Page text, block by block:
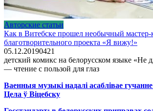
Авторские статьи
Как в Витебске прошел необычный мастер-
благотворительного проекта «Я вижу!»
05.12.20190421
детский комикс на белорусском языке «Не
— чтение с пользой для глаз
Ваенныя музыкі надалі асаблівае
Цела ў Віцебску